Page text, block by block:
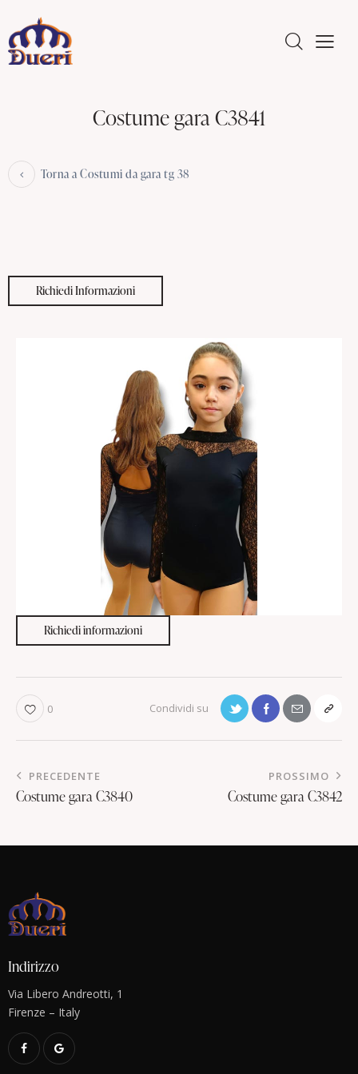
Costume gara C3841
Torna a Costumi da gara tg 38
Richiedi Informazioni
Richiedi informazioni
0
PRECEDENTE
Costume gara C3840
PROSSIMO
Costume gara C3842
Indirizzo
Via Libero Andreotti, 1
Firenze – Italy